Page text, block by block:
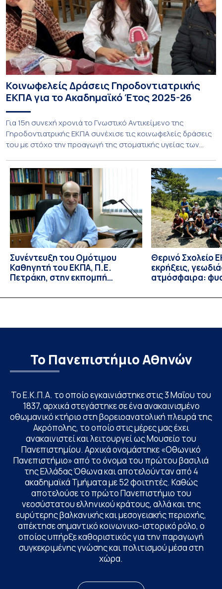
Κοινωφελείς Δράσεις Γηροδοντιατρικής
ΕΚΠΑ για το Ακαδημαϊκό Έτος 2025-26
Για 15η συνεχή χρονιά το Γνωστικό Αντικείμενο της
Γηροδοντιατρικής ΕΚΠΑ συνέχισε τις κοινωφελείς δράσεις
του με στόχο την προαγωγή της στοματικής υγείας των
υποχρεωτικής «κοινωφελούς μάθησης» στο μάθημα της
Γηροδοντιατρικής 10ου εξαμήνου, περιλάμβανε
εκπαιδευτικές δραστηριότητες στο Γηροκομείο-
Πτωχοκομείο Αθηνών, στο Οδοντιατρικό Τμήμα/Μονάδα
ΑΜΕΑ Ενηλίκων Ασκληπιείου Βούλας, στο Κέντρο
Γηριατρικής […]
Συνέντευξη του Ομότιμου
Καθηγητή του ΕΚΠΑ, Π.Ε.
Πετράκη, στην εκπομπή
Θερινό Σχολείο
εκρήξεις,
ατμόσφαιρα:
βιολογικές
Το Πανεπιστήμιο Αθηνών
Το Ε.Κ.Π.Α. το οποίο εγκαινιάστηκε στις 3 Μαΐου του
1837, αρχικά στεγάστηκε σε ένα ανακαινισμένο
οθωμανικό κτήριο στη βορειοανατολική πλευρά της
Ακρόπολης, το οποίο στις μέρες μας έχει
ανακαινιστεί και λειτουργεί ως Μουσείο του
Πανεπιστημίου. Αρχικά ονομάστηκε «Οθωνικό
Πανεπιστήμιο» από το όνομα του πρώτου βασιλιά
της Ελλάδας Όθωνα και αποτελούνταν από 4
ακαδημαϊκά Τμήματα με 52 φοιτητές. Καθώς
αποτελούσε το πρώτο Πανεπιστήμιο του
νεοσύστατου ελληνικού κράτους, αλλά και της
ευρύτερης βαλκανικής και μεσογειακής περιοχής,
απέκτησε σημαντικό κοινωνικο-ιστορικό ρόλο, ο
οποίος υπήρξε καθοριστικός για την παραγωγή
συγκεκριμένης γνώσης και πολιτισμού μέσα στη
χώρα.